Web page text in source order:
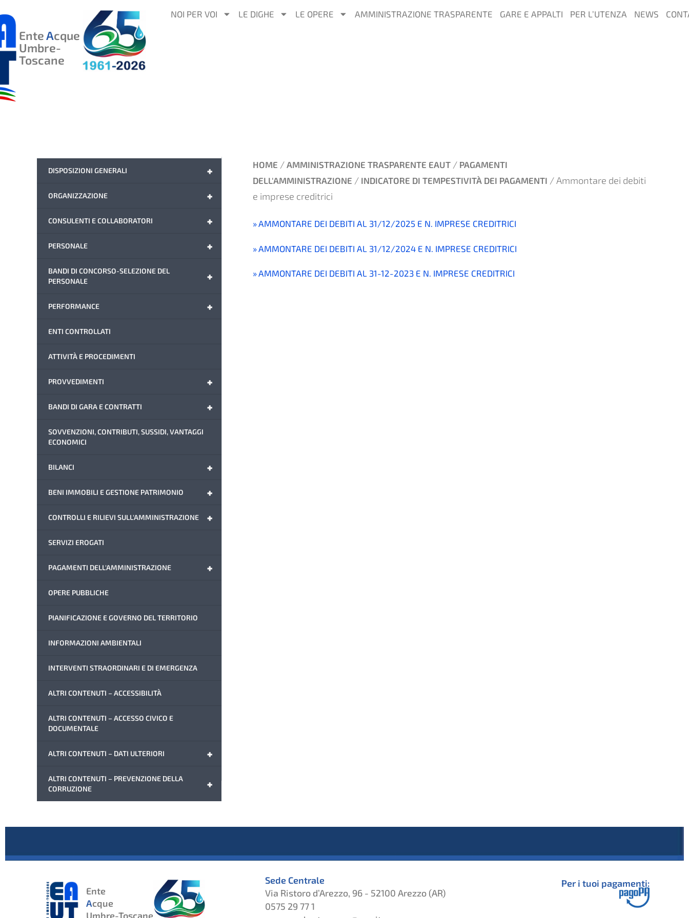
AL
CONTENUTO
EnteAcque
Umbre-
Toscane
NOI PER VOI LE DIGHE LE OPERE AMMINISTRAZIONE TRASPARENTE GARE E APPALTI PER L’UTENZA NEWS
+
DISPOSIZIONI GENERALI
+
ORGANIZZAZIONE
+
CONSULENTI E COLLABORATORI
+
PERSONALE
+
BANDI DI CONCORSO-SELEZIONE DEL
PERSONALE
+
PERFORMANCE
ENTI CONTROLLATI
ATTIVITÀ E PROCEDIMENTI
+
PROVVEDIMENTI
+
BANDI DI GARA E CONTRATTI
SOVVENZIONI, CONTRIBUTI, SUSSIDI, VANTAGGI
ECONOMICI
+
BILANCI
+
BENI IMMOBILI E GESTIONE PATRIMONIO
+
CONTROLLI E RILIEVI SULL'AMMINISTRAZIONE
SERVIZI EROGATI
+
PAGAMENTI DELL'AMMINISTRAZIONE
OPERE PUBBLICHE
PIANIFICAZIONE E GOVERNO DEL TERRITORIO
INFORMAZIONI AMBIENTALI
INTERVENTI STRAORDINARI E DI EMERGENZA
ALTRI CONTENUTI – ACCESSIBILITÀ
ALTRI CONTENUTI – ACCESSO CIVICO E
DOCUMENTALE
+
ALTRI CONTENUTI – DATI ULTERIORI
+
ALTRI CONTENUTI – PREVENZIONE DELLA
CORRUZIONE
HOME / AMMINISTRAZIONE TRASPARENTE EAUT / PAGAMENTI
DELL'AMMINISTRAZIONE / INDICATORE DI TEMPESTIVITÀ DEI PAGAMENTI / Ammontare dei debiti
e imprese creditrici
AMMONTARE DEI DEBITI AL 31/12/2025 E N. IMPRESE CREDITRICI
AMMONTARE DEI DEBITI AL 31/12/2024 E N. IMPRESE CREDITRICI
AMMONTARE DEI DEBITI AL 31-12-2023 E N. IMPRESE CREDITRICI
Ente
Acque
Umbre-Toscane
Sede Centrale
Via Ristoro d’Arezzo, 96 - 52100 Arezzo (AR)
0575 29 77 1
Per i tuoi pagamenti: